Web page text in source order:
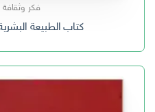
فكر وثقافة
كتاب الطبيعة